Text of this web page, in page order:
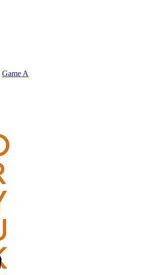
Game A